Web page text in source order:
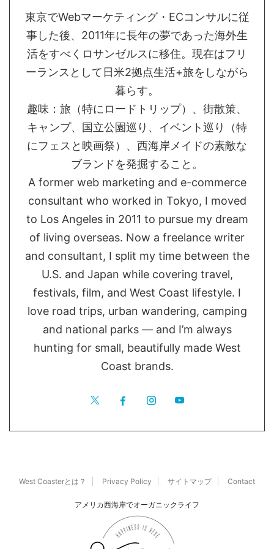
東京でWebマーケティング・ECコンサルに従
事した後、2011年に長年の夢であった海外生
活をすべくロサンゼルスに移住。現在はフリ
ーランスとして日米2拠点生活+旅をしながら
暮らす。
趣味：旅（特にロードトリップ）、街散策、
キャンプ、国立公園巡り、イベント巡り（特
にフェスと映画祭）、西海岸メイドの素敵な
ブランドを発掘すること。
A former web marketing and e-commerce
consultant who worked in Tokyo, I moved
to Los Angeles in 2011 to pursue my dream
of living overseas. Now a freelance writer
and consultant, I split my time between the
U.S. and Japan while covering travel,
festivals, film, and West Coast lifestyle. I
love road trips, urban wandering, camping
and national parks — and I’m always
hunting for small, beautifully made West
Coast brands.
West Coasterとは？ Privacy Policy サイトマップ Contact
アメリカ西海岸でオーガニックライフ